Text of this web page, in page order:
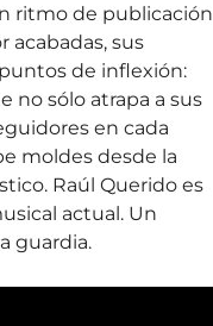
ritmo de publicación
acabadas, sus
de inflexión:
no sólo atrapa a sus
en cada
moldes desde la
Raúl Querido es
actual. Un
guardia.